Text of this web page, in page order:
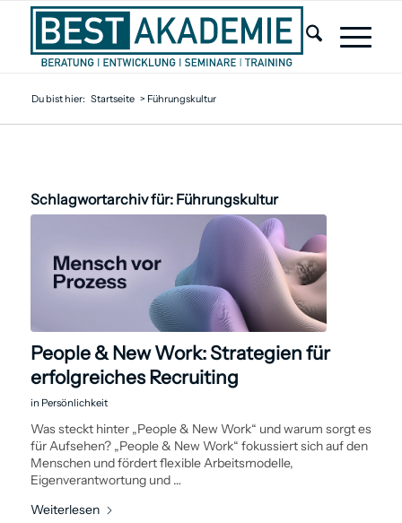
Du bist hier: Startseite > Führungskultur
Schlagwortarchiv für: Führungskultur
People & New Work: Strategien für
erfolgreiches Recruiting
in Persönlichkeit
Was steckt hinter „People & New Work“ und warum sorgt es
für Aufsehen? „People & New Work“ fokussiert sich auf den
Menschen und fördert flexible Arbeitsmodelle,
Eigenverantwortung und …
Weiterlesen